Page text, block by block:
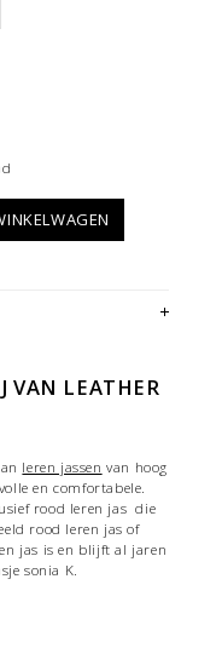
VAN LEATHER
leren jassen van hoog
en comfortabele.
rood leren jas die
rood leren jas of
jas is en blijft al jaren
sonia K.